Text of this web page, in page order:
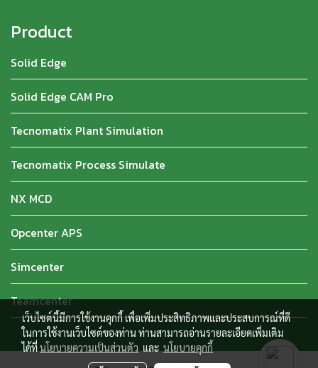
Product
Solid Edge
Solid Edge CAM Pro
Tecnomatix Plant Simulation
Tecnomatix Process Simulate
NX MCD
Opcenter APS
Simcenter
Teamcenter
เว็บไซต์นี้มีการใช้งานคุกกี้ เพื่อเพิ่มประสิทธิภาพและประสบการณ์ที่ดี
ในการใช้งานเว็บไซต์ของท่าน ท่านสามารถอ่านรายละเอียดเพิ่มเติม
ได้ที่นโยบายความเป็นส่วนตัว และ นโยบายคุกกี้